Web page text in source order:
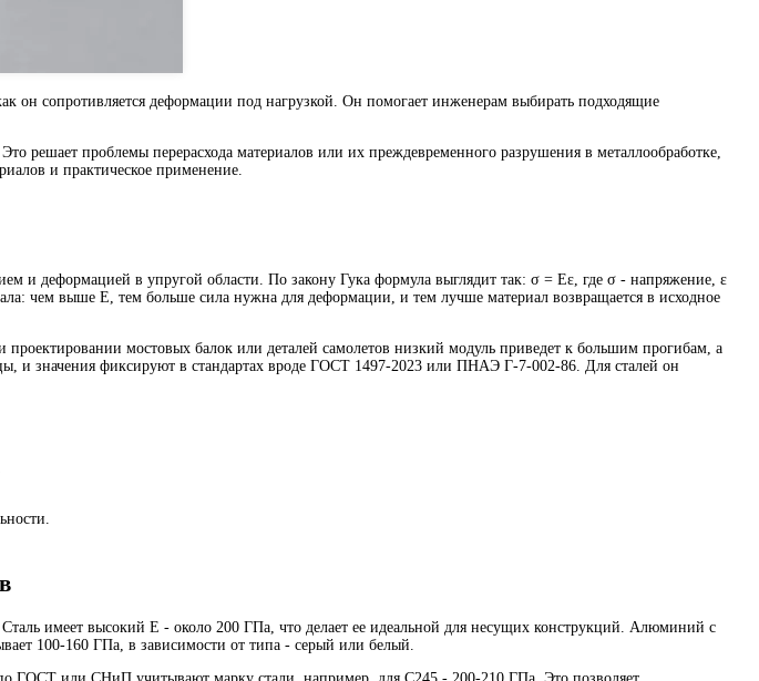
он сопротивляется деформации под нагрузкой. Он помогает инженерам выбирать подходящие
решает проблемы перерасхода материалов или их преждевременного разрушения в металлообработке,
и практическое применение.
и деформацией в упругой области. По закону Гука формула выглядит так: σ = Eε, где σ - напряжение, ε
чем выше E, тем больше сила нужна для деформации, и тем лучше материал возвращается в исходное
мостовых балок или деталей самолетов низкий модуль приведет к большим прогибам, а
и значения фиксируют в стандартах вроде ГОСТ 1497-2023 или ПНАЭ Г-7-002-86. Для сталей он
имеет высокий E - около 200 ГПа, что делает ее идеальной для несущих конструкций. Алюминий с
100-160 ГПа, в зависимости от типа - серый или белый.